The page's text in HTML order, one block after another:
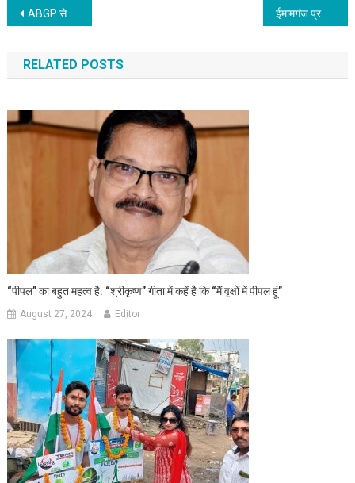
Post navigation
ABGP सेवा केन्द्र से होगी ग्राहकों की अधिकार की रक्षा ईमामगंज प्रखण्ड के बिकोपुर पंचायत में दिव्यांगजनों का बैठक सम्पन्न, किया गया पंचायत समिति का गठन
RELATED POSTS
“पीपल” का बहुत महत्व है: “श्रीकृष्ण” गीता में कहें है कि “मैं वृक्षों में पीपल हूं”
August 27, 2024 Editor